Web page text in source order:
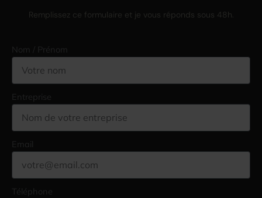
Remplissez ce formulaire et je vous réponds sous 48h.
Nom / Prénom
Entreprise
Email
Téléphone